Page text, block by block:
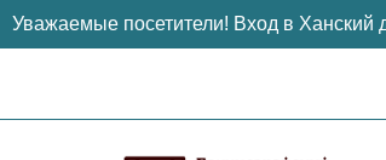
Уважаемые посетители! Вход в Ханский